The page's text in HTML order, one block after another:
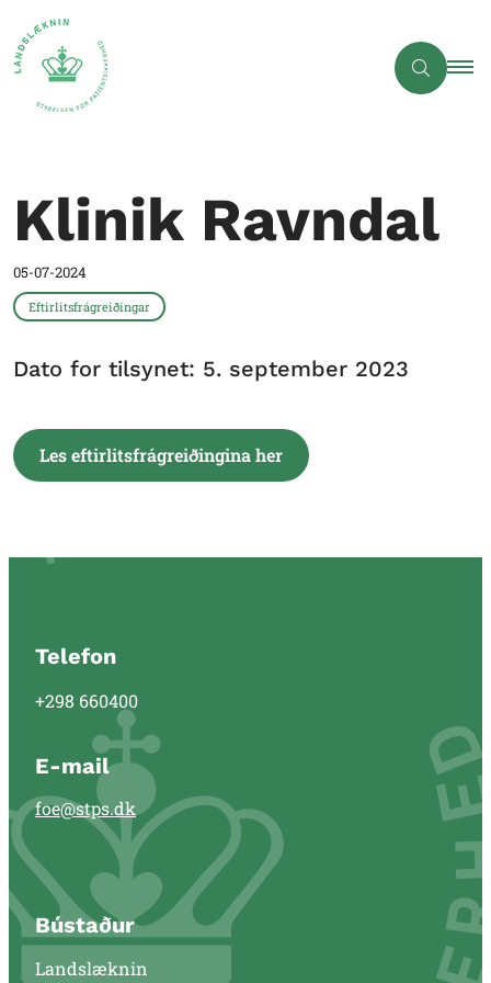
Klinik Ravndal
05-07-2024
Eftirlitsfrágreiðingar
Dato for tilsynet: 5. september 2023
Les eftirlitsfrágreiðingina her
Telefon
+298 660400
E-mail
foe@stps.dk
Bústaður
Landslæknin